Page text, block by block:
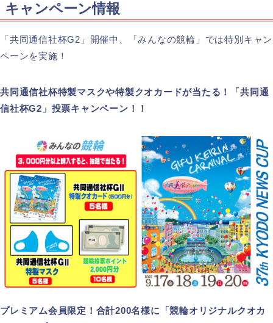
キャンペーン情報
「共同通信社杯G2」開催中、「みんなの競輪」では特別キャン
ペーンを実施！
共同通信社杯特製マスクや特製クオカードが当たる！「共同通
信社杯G2」投票キャンペーン！！
プレミアム会員限定！合計200名様に「競輪オリジナルクオカ